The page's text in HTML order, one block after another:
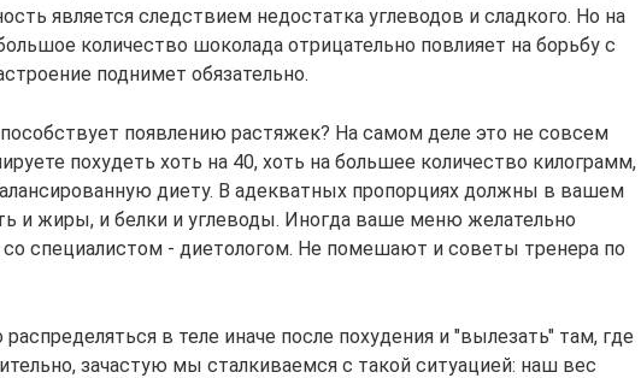
является следствием недостатка углеводов и сладкого. Но на
количество шоколада отрицательно повлияет на борьбу с
поднимет обязательно.
появлению растяжек? На самом деле это не совсем
похудеть хоть на 40, хоть на большее количество килограмм,
диету. В адекватных пропорциях должны в вашем
и жиры, и белки и углеводы. Иногда ваше меню желательно
специалистом - диетологом. Не помешают и советы тренера по
в теле иначе после похудения и "вылезать" там, где
зачастую мы сталкиваемся с такой ситуацией: наш вес